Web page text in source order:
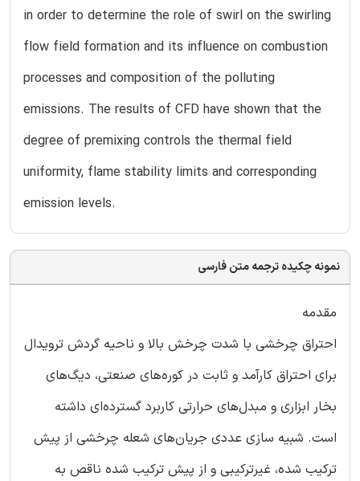
in order to determine the role of swirl on the swirling
flow field formation and its influence on combustion
processes and composition of the polluting
emissions. The results of CFD have shown that the
degree of premixing controls the thermal field
uniformity, flame stability limits and corresponding
emission levels.
نمونه چکیده ترجمه متن فارسی
مقدمه
احتراق چرخشی با شدت چرخش بالا و ناحیه گردش ترویدال
برای احتراق کارآمد و ثابت در کوره‌های صنعتی، دیگ‌های
بخار ابزاری و مبدل‌های حرارتی کاربرد گسترده‌ای داشته
است. شبیه سازی عددی جریان‌های شعله چرخشی از پیش
ترکیب شده، غیرترکیبی و از پیش ترکیب شده ناقص به